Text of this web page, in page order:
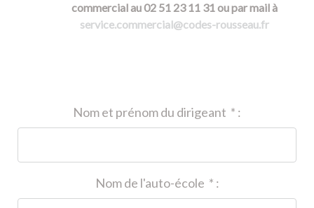
commercial au 02 51 23 11 31 ou par mail à
service.commercial@codes-rousseau.fr
* :
* :